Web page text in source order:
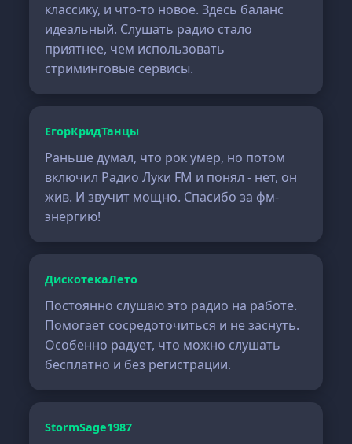
классику, и что-то новое. Здесь баланс
идеальный. Слушать радио стало
приятнее, чем использовать
стриминговые сервисы.
ЕгорКридТанцы
Раньше думал, что рок умер, но потом
включил Радио Луки FM и понял - нет, он
жив. И звучит мощно. Спасибо за фм-
энергию!
ДискотекаЛето
Постоянно слушаю это радио на работе.
Помогает сосредоточиться и не заснуть.
Особенно радует, что можно слушать
бесплатно и без регистрации.
StormSage1987